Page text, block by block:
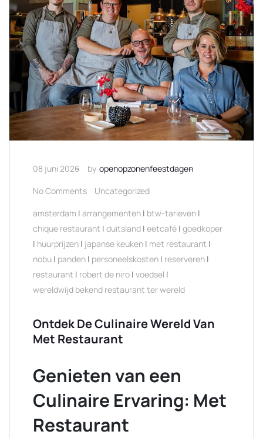
08 juni 2026 by openopzonenfeestdagen
No Comments
Uncategorized
amsterdam | arrangementen | btw-tarieven |
chique restaurant | duitsland | eetcafé | goedkoper
| huurprijzen | japanse keuken | met restaurant |
nobu | panden | personeelskosten | reserveren |
restaurant | robert de niro | voedsel |
wereldwijd bekend restaurant ter wereld
Ontdek De Culinaire Wereld Van
Met Restaurant
Genieten van een
Culinaire Ervaring: Met
Restaurant